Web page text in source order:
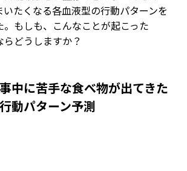
いたくなる各血液型の行動パターンを
もしも、こんなことが起こった
どうしますか？
中に苦手な食べ物が出てきた
動パターン予測